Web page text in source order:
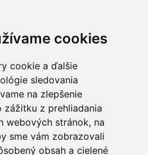
cookies
cookie a ďalšie
sledovania
na zlepšenie
zážitku z prehliadania
webových stránok, na
sme vám zobrazovali
obsah a cielené
Cena od 2,52€